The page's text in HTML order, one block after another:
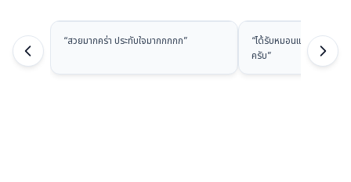
“สวยมากคร่า ประทับใจมากกกกก” “ได้รับหมอนแล้วนะครับ ส
ครับ”